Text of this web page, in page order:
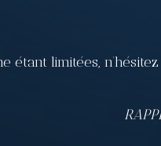
étant limitées,